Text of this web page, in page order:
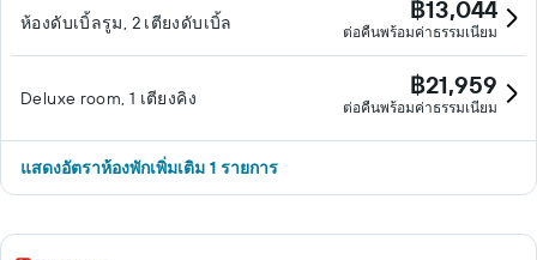
ห้องดับเบิ้ลรูม, 2 เตียงดับเบิ้ล ฿13,044
ต่อคืนพร้อมค่าธรรมเนียม
Deluxe room, 1 เตียงคิง ฿21,959
ต่อคืนพร้อมค่าธรรมเนียม
แสดงอัตราห้องพักเพิ่มเติม 1 รายการ